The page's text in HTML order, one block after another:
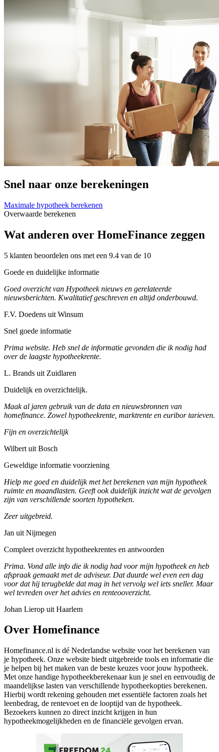
Snel naar onze berekeningen
Maximale hypotheek berekenen
Overwaarde berekenen
Wat anderen over HomeFinance zeggen
5 klanten beoordelen ons met een 9.4 van de 10
Goede en duidelijke informatie
Goed overzicht van Hypotheek nieuws en gerelateerde
nieuwsberichten. Kwalitatief geschreven en altijd onderbouwd.
F.V. Doedens uit Winsum
Snel goede informatie
Prima website. Heb snel de informatie gevonden die ik nodig had
over de laagste hypotheekrente.
L. Brands uit Zuidlaren
Duidelijk en overzichtelijk.
Maak al jaren gebruik van de data en nieuwsbronnen van
homefinance. Zowel hypotheekrente, marktrente en euribor tarieven.
Fijn en overzichtelijk
Wilbert uit Bosch
Geweldige informatie voorziening
Hielp me goed en duidelijk met het berekenen van mijn hypotheek
ruimte en maandlasten. Geeft ook duidelijk inzicht wat de gevolgen
zijn van verschillende soorten hypotheken.
Zeer uitgebreid.
Jan uit Nijmegen
Compleet overzicht hypotheekrentes en antwoorden
Prima. Vond alle info die ik nodig had voor mijn hypotheek en heb
afspraak gemaakt met de adviseur. Dat duurde wel even een dag
voor dat hij terugbelde dat mag in het vervolg wel iets sneller. Maar
wel tevreden over het advies en renteooverzicht.
Johan Lierop uit Haarlem
Over Homefinance
Homefinance.nl is dé Nederlandse website voor het berekenen van
je hypotheek. Onze website biedt uitgebreide tools en informatie die
je helpen bij het maken van de beste keuzes voor jouw hypotheek.
Met onze handige hypotheekberekenaar kun je snel en eenvoudig de
maandelijkse lasten van verschillende hypotheekopties berekenen.
Hierbij wordt rekening gehouden met essentiële factoren zoals het
leenbedrag, de rentevoet en de looptijd van de hypotheek.
Bezoekers kunnen zo direct inzicht krijgen in hun
hypotheekmogelijkheden en de financiële gevolgen ervan.